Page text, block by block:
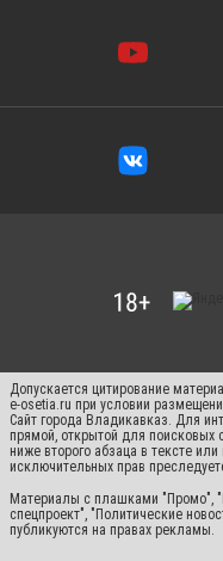
Допускается цитирование
e-osetia.ru при условии
Сайт города Владикавказ. Для
прямой, открытой для поисковых
ниже второго абзаца в тексте
исключительных прав
Материалы с плашками "Промо",
спецпроект", "Политические
публикуются на правах рекламы.